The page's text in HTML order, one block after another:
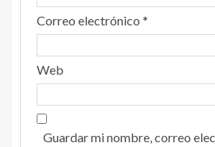
Correo electrónico *
Web
Guardar mi nombre, correo